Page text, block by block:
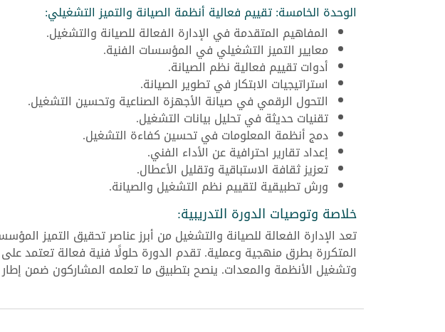
الوحدة الخامسة: تقييم فعالية أنظمة الصيانة والتميز التشغيلي:
المفاهيم المتقدمة في الإدارة الفعالة للصيانة والتشغيل.
معايير التميز التشغيلي في المؤسسات الفنية.
أدوات تقييم فعالية نظم الصيانة.
استراتيجيات الابتكار في تطوير الصيانة.
التحول الرقمي في صيانة الأجهزة الصناعية وتحسين التشغيل.
تقنيات حديثة في تحليل بيانات التشغيل.
دمج أنظمة المعلومات في تحسين كفاءة التشغيل.
إعداد تقارير احترافية عن الأداء الفني.
تعزيز ثقافة الاستباقية وتقليل الأعطال.
ورش تطبيقية لتقييم نظم التشغيل والصيانة.
خلاصة وتوصيات الدورة التدريبية:
تعد الإدارة الفعالة للصيانة والتشغيل من أبرز عناصر تحقيق التميز
المتكررة بطرق منهجية وعملية. تقدم الدورة حلولًا فنية فعالة تعتمد
وتشغيل الأنظمة والمعدات. ينصح بتطبيق ما تعلمه المشاركون ضمن